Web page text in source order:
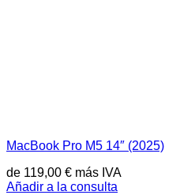
MacBook Pro M5 14″ (2025)
de 119,00 € más IVA
Añadir a la consulta